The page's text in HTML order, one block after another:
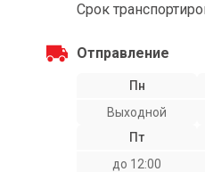
Срок
Отправление
Пн
Выходной
Пт
до 12:00